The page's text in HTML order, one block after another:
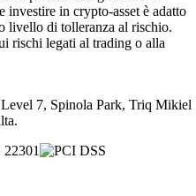
investire in crypto-asset è adatto
livello di tolleranza al rischio.
rischi legati al trading o alla
7, Spinola Park, Triq Mikiel